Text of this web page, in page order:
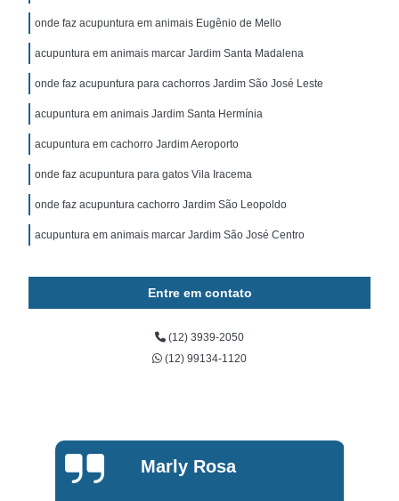
onde faz acupuntura em animais Eugênio de Mello
acupuntura em animais marcar Jardim Santa Madalena
onde faz acupuntura para cachorros Jardim São José Leste
acupuntura em animais Jardim Santa Hermínia
acupuntura em cachorro Jardim Aeroporto
onde faz acupuntura para gatos Vila Iracema
onde faz acupuntura cachorro Jardim São Leopoldo
acupuntura em animais marcar Jardim São José Centro
Entre em contato
(12) 3939-2050
(12) 99134-1120
Marly Rosa